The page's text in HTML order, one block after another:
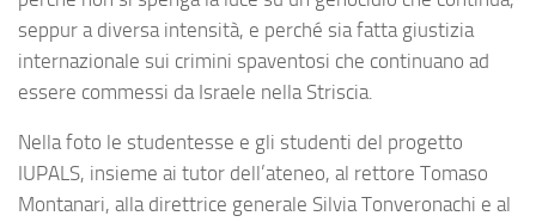
seppur a diversa intensità, e perché sia fatta giustizia
internazionale sui crimini spaventosi che continuano ad
essere commessi da Israele nella Striscia.
Nella foto le studentesse e gli studenti del progetto
IUPALS, insieme ai tutor dell’ateneo, al rettore Tomaso
Montanari, alla direttrice generale Silvia Tonveronachi e al